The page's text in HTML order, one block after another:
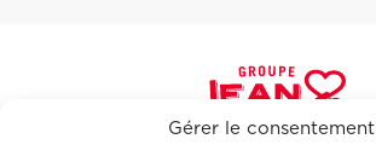
Gérer le consentement